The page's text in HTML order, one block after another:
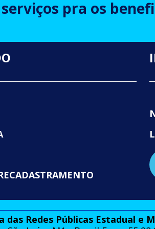
pra os
Redes Públicas Estadual e